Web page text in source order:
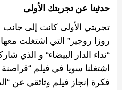
حدثينا عن تجربتك الأولى
تجربتي الأولى كانت إلى جانب
روزا روجير ” التي اشتغلت معها
“نداء الدار البيضاء“ و الذي
اشتغلنا سويا في فيلم “قراصنة
فكرة إنجاز فيلم وثائقي عن “